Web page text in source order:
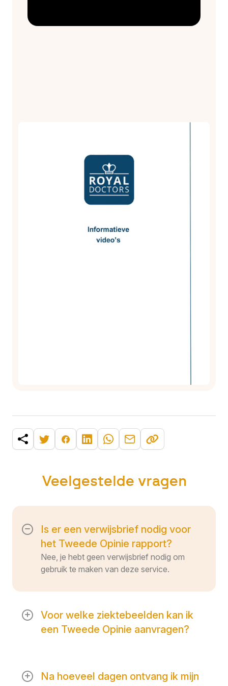
Veelgestelde vragen
Is er een verwijsbrief nodig voor
het Tweede Opinie rapport?
Nee, je hebt geen verwijsbrief nodig om
gebruik te maken van deze service.
Voor welke ziektebeelden kan ik
een Tweede Opinie aanvragen?
Na hoeveel dagen ontvang ik mijn